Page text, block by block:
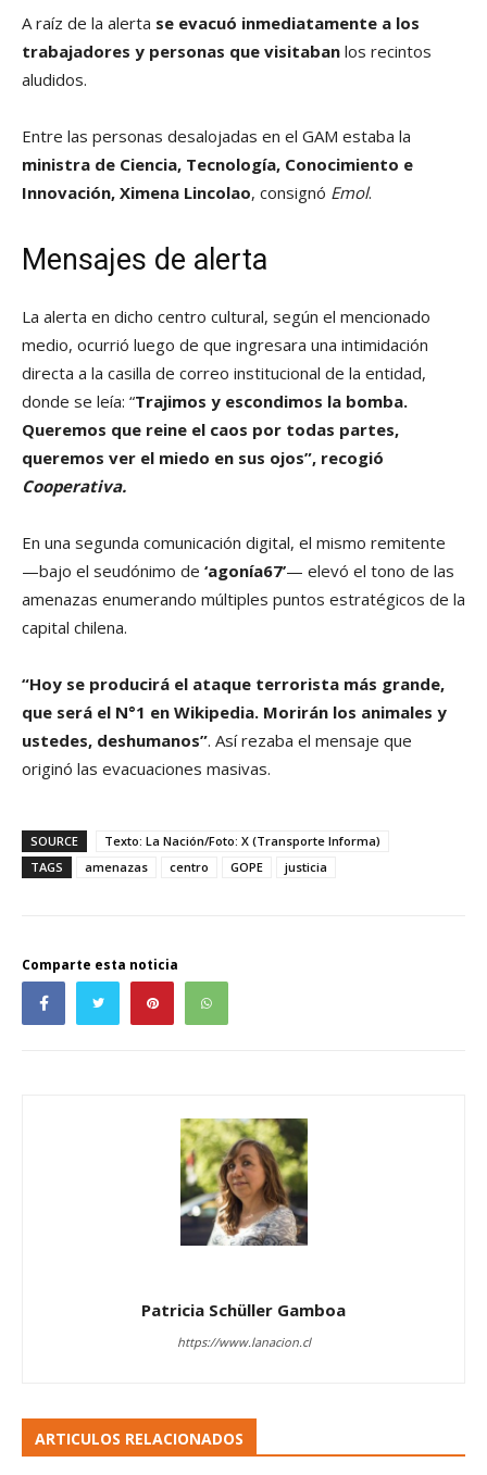
A raíz de la alerta se evacuó inmediatamente a los
trabajadores y personas que visitaban los recintos
aludidos.
Entre las personas desalojadas en el GAM estaba la
ministra de Ciencia, Tecnología, Conocimiento e
Innovación, Ximena Lincolao, consignó Emol.
Mensajes de alerta
La alerta en dicho centro cultural, según el mencionado
medio, ocurrió luego de que ingresara una intimidación
directa a la casilla de correo institucional de la entidad,
donde se leía: “Trajimos y escondimos la bomba.
Queremos que reine el caos por todas partes,
queremos ver el miedo en sus ojos”, recogió
Cooperativa.
En una segunda comunicación digital, el mismo remitente
—bajo el seudónimo de ‘agonía67’— elevó el tono de las
amenazas enumerando múltiples puntos estratégicos de la
capital chilena.
“Hoy se producirá el ataque terrorista más grande,
que será el N°1 en Wikipedia. Morirán los animales y
ustedes, deshumanos”. Así rezaba el mensaje que
originó las evacuaciones masivas.
SOURCE
Texto: La Nación/Foto: X (Transporte Informa)
TAGS
amenazas centro GOPE justicia
Comparte esta noticia
Patricia Schüller Gamboa
https://www.lanacion.cl
ARTICULOS RELACIONADOS